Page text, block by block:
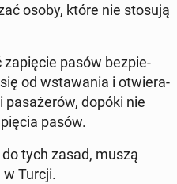
osoby, które nie stosują
za­pię­cie pasów bez­pie­
od wsta­wa­nia i otwie­ra­
pa­sa­że­rów, dopóki nie
pasów.
tych zasad, muszą
w Turcji.